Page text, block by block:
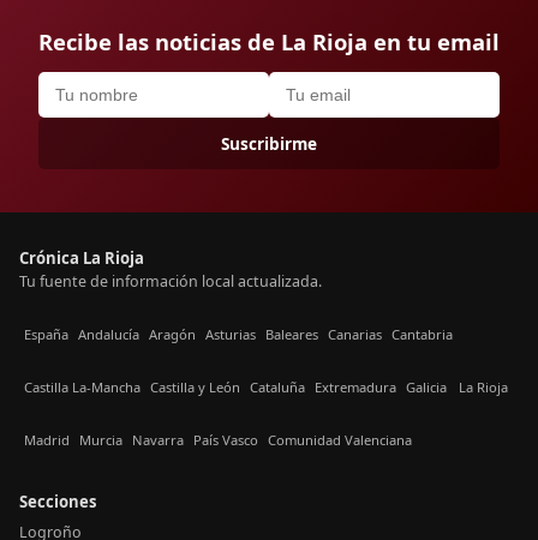
Recibe las noticias de La Rioja en tu email
Suscribirme
Crónica La Rioja
Tu fuente de información local actualizada.
España Andalucía Aragón Asturias Baleares Canarias Cantabria
Castilla La-Mancha Castilla y León Cataluña Extremadura Galicia La Rioja
Madrid Murcia Navarra País Vasco Comunidad Valenciana
Secciones
Logroño